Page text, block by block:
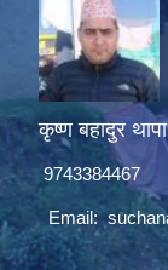
कृष्ण बहादुर थापा
9743384467
Email: